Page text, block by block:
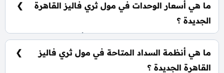
العاجل.
ما هي أسعار الوحدات في مول ثري فاليز القاهرة
الجديدة ؟
باقة من الأسعار التنافسية من المقرر أن يتم الإعلان عنها
في القريب العاجل.
ما هي أنظمة السداد المتاحة في مول ثري فاليز
القاهرة الجديدة ؟